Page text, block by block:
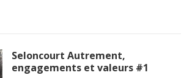
Seloncourt Autrement,
engagements et valeurs #1